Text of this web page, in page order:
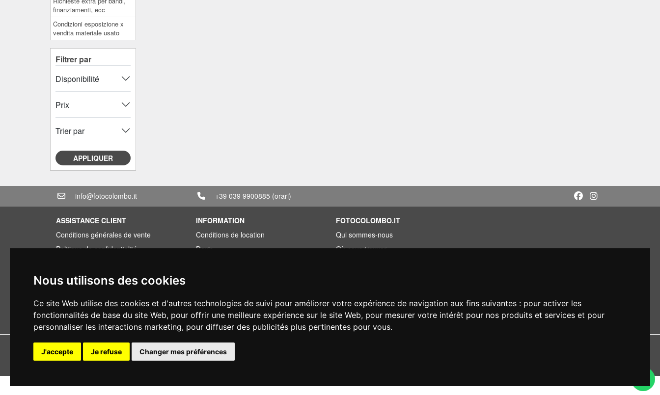
Nous utilisons des cookies
Ce site Web utilise des cookies et d'autres technologies de suivi pour améliorer votre expérience de navigation aux fins suivantes : pour activer les
fonctionnalités de base du site Web, pour offrir une meilleure expérience sur le site Web, pour mesurer votre intérêt pour nos produits et services et pour
personnaliser les interactions marketing, pour diffuser des publicités plus pertinentes pour vous.
J'accepte Je refuse Changer mes préférences
finanziamenti, ecc
Condizioni esposizione x
vendita materiale usato
Filtrer par
Disponibilité
Prix
Trier par
APPLIQUER
info@fotocolombo.it +39 039 9900885 (orari)
ASSISTANCE CLIENT
Conditions générales de vente
Politique de confidentialité
Conditions de garantie
Droit de rétractation
Application de la TVA
INFORMATION
Conditions de location
Devis
Occasion
FOTOCOLOMBO.IT
Qui sommes-nous
Où nous trouver
Copyright © Fotocolombo Srl - Viale Verdi 95 - 23807 Merate (LC) - P. Iva 03298370135 - SDI: M5UXCR1
Tous droits réservés. Les marques déposées et logos sont la propriété exclusive de leur détenteurs respectifs.